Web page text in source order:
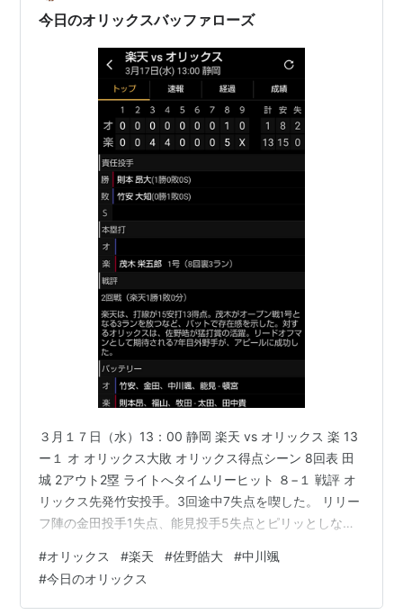
礼は一昨年、去年と2年連続で1軍で…
今日のオリックスバッファローズ
３月１７日（水）13：00 静岡 楽天 vs オリックス 楽 13
ー１ オ オリックス大敗 オリックス得点シーン 8回表 田
城 2アウト2塁 ライトへタイムリーヒット ８−１ 戦評 オ
リックス先発竹安投手。3回途中7失点を喫した。 リリー
フ陣の金田投手1失点、能見投手5失点とピリッとしなか
与えるが無失点に抑える。 野手陣は、楽天投手陣に対し
てヒット8本打つが1得点と打線が機能しなかった。 中で
も活躍したのは、佐野皓大選手が4打数3安打と猛打賞の
#オリックス #楽天 #佐野皓大 #中川颯
#今日のオリックス